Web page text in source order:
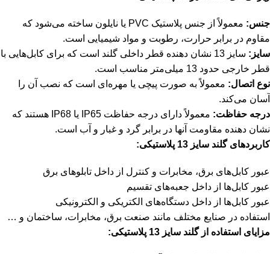
جنس:
معمولاً از جنس پلاستیک PVC یا نایلون ساخته می‌شود که
مقاوم در برابر حرارت، رطوبت و مواد شیمیایی است.
سایز:
سایز 13 نشان دهنده قطر داخلی گلند است که برای کابل‌هایی با
قطر خارجی حدود 13 میلی‌متر مناسب است.
نوع اتصال: معمولاً به صورت پیچی یا مهره‌ای است که نصب آن را
آسان می‌کند.
درجه حفاظت:
معمولاً دارای درجه حفاظت IP65 یا IP68 هستند که
نشان دهنده مقاومت آنها در برابر گرد و غبار و آب است.
کاربردهای گلند سایز 13 پلاستیکی:
عبور کابل‌های برق، مخابرات و کنترل از داخل تابلوهای برق
عبور کابل‌ها از داخل جعبه‌های تقسیم
عبور کابل‌ها از داخل دستگاه‌های الکتریکی و الکترونیکی
استفاده در صنایع مختلف مانند صنعت برق، مخابرات، ساختمان و …
مزایای استفاده از گلند سایز 13 پلاستیکی: